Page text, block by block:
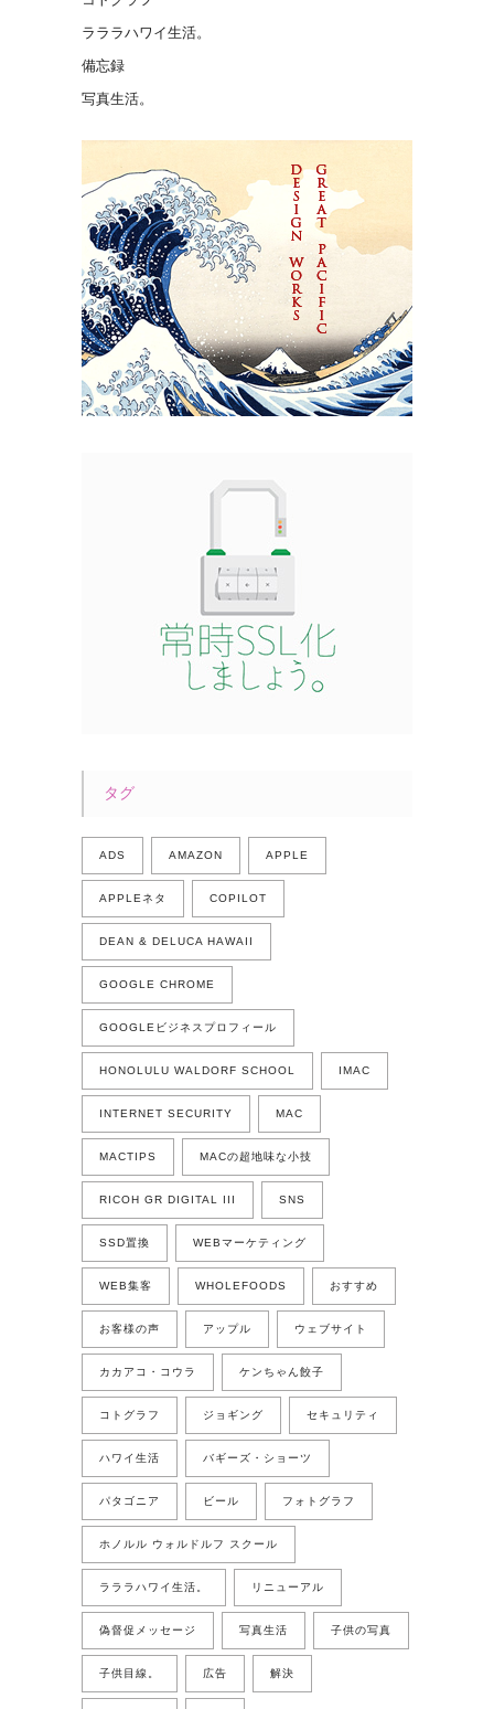
ラララハワイ生活。
備忘録
写真生活。
タグ
ADS AMAZON APPLE
APPLEネタ COPILOT
DEAN & DELUCA HAWAII
GOOGLE CHROME
GOOGLEビジネスプロフィール
HONOLULU WALDORF SCHOOL IMAC
INTERNET SECURITY MAC
MACTIPS MACの超地味な小技
RICOH GR DIGITAL III SNS
SSD置換 WEBマーケティング
WEB集客 WHOLEFOODS おすすめ
お客様の声 アップル ウェブサイト
カカアコ・コウラ ケンちゃん餃子
コトグラフ ジョギング セキュリティ
ハワイ生活 バギーズ・ショーツ
パタゴニア ビール フォトグラフ
ホノルル ウォルドルフ スクール
ラララハワイ生活。 リニューアル
偽督促メッセージ 写真生活 子供の写真
子供目線。 広告 解決